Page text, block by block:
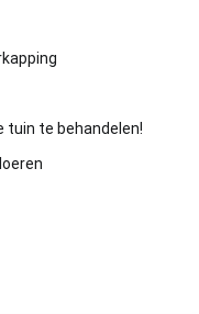
tuin te behandelen!